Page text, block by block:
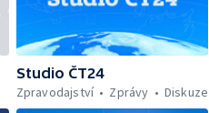
Studio ČT24
Zpravodajství
Zprávy Diskuze